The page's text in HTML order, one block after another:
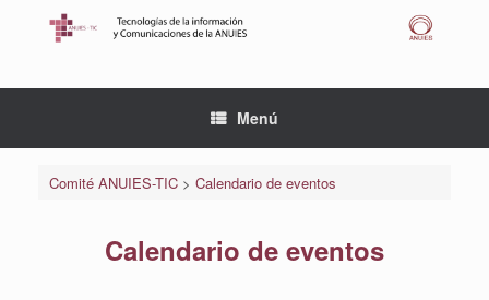
Menú
Comité ANUIES-TIC> Calendario de eventos
Calendario de eventos